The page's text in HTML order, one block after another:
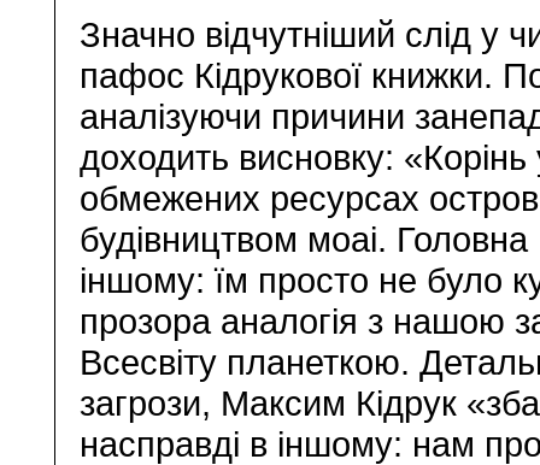
Значно відчутніший слід у
пафос Кідрукової книжки.
аналізуючи причини
доходить висновку: «Корінь
обмежених ресурсах
будівництвом моаі.
іншому: їм просто не було
прозора аналогія з нашою
Всесвіту планеткою.
загрози, Максим Кідрук
насправді в іншому: нам